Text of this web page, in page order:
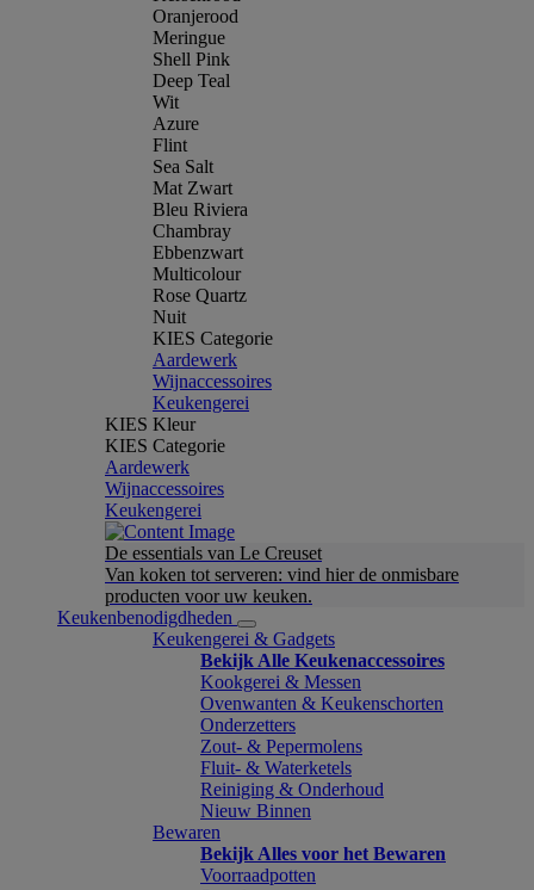
Oranjerood
Meringue
Shell Pink
Deep Teal
Wit
Azure
Flint
Sea Salt
Mat Zwart
Bleu Riviera
Chambray
Ebbenzwart
Multicolour
Rose Quartz
Nuit
KIES Categorie
Aardewerk
Wijnaccessoires
Keukengerei
KIES Kleur
KIES Categorie
Aardewerk
Wijnaccessoires
Keukengerei
De essentials van Le Creuset
Van koken tot serveren: vind hier de onmisbare
producten voor uw keuken.
Keukenbenodigdheden
Keukengerei & Gadgets
Bekijk Alle Keukenaccessoires
Kookgerei & Messen
Ovenwanten & Keukenschorten
Onderzetters
Zout- & Pepermolens
Fluit- & Waterketels
Reiniging & Onderhoud
Nieuw Binnen
Bewaren
Bekijk Alles voor het Bewaren
Voorraadpotten